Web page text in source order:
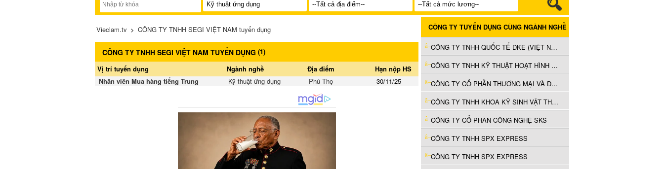
Vieclam.tv > CÔNG TY TNHH SEGI VIỆT NAM tuyển dụng
CÔNG TY TNHH SEGI VIỆT NAM TUYỂN DỤNG (1)
Vị trí tuyển dụng
Ngành nghề Địa điểm
Hạn nộp HS
Nhân viên Mua hàng tiếng Trung
Kỹ thuật ứng dụng Phú Thọ 30/11/25
CÔNG TY TUYỂN DỤNG CÙNG NGÀNH NGHỀ
CÔNG TY TNHH QUỐC TẾ DKE (VIỆT NAM)
CÔNG TY TNHH KỸ THUẬT HOẠT HÌNH FIRSTUNION VIỆT NAM
CÔNG TY CỔ PHẦN THƯƠNG MẠI VÀ DỊCH VỤ KỸ THUẬT HOÀNG KHANG
CÔNG TY TNHH KHOA KỸ SINH VẬT THĂNG LONG HẢI DƯƠNG
CÔNG TY CỔ PHẦN CÔNG NGHỆ SKS
CÔNG TY TNHH SPX EXPRESS
CÔNG TY TNHH SPX EXPRESS